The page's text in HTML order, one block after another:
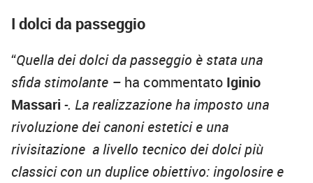
I dolci da passeggio
“Quella dei dolci da passeggio è stata una
sfida stimolante – ha commentato Iginio
Massari -. La realizzazione ha imposto una
rivoluzione dei canoni estetici e una
rivisitazione a livello tecnico dei dolci più
classici con un duplice obiettivo: ingolosire e